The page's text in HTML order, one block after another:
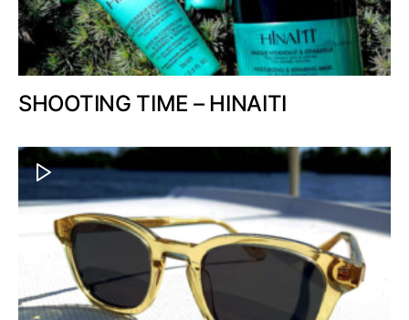
SHOOTING TIME – HINAITI